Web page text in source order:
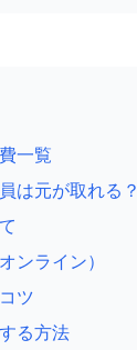
一覧
は元が取れる？
ンライン）
ツ
る方法